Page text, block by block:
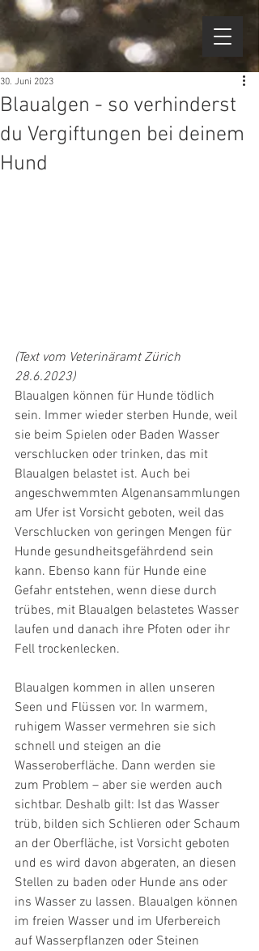
Blaualgen - so verhinderst
du Vergiftungen bei deinem
Hund
30. Juni 2023
(Text vom Veterinäramt Zürich
28.6.2023)
Blaualgen können für Hunde tödlich
sein. Immer wieder sterben Hunde, weil
sie beim Spielen oder Baden Wasser
verschlucken oder trinken, das mit
Blaualgen belastet ist. Auch bei
angeschwemmten Algenansammlungen
am Ufer ist Vorsicht geboten, weil das
Verschlucken von geringen Mengen für
Hunde gesundheitsgefährdend sein
kann. Ebenso kann für Hunde eine
Gefahr entstehen, wenn diese durch
trübes, mit Blaualgen belastetes Wasser
laufen und danach ihre Pfoten oder ihr
Fell trockenlecken.
Blaualgen kommen in allen unseren
Seen und Flüssen vor. In warmem,
ruhigem Wasser vermehren sie sich
schnell und steigen an die
Wasseroberfläche. Dann werden sie
zum Problem – aber sie werden auch
sichtbar. Deshalb gilt: Ist das Wasser
trüb, bilden sich Schlieren oder Schaum
an der Oberfläche, ist Vorsicht geboten
und es wird davon abgeraten, an diesen
Stellen zu baden oder Hunde ans oder
ins Wasser zu lassen. Blaualgen können
im freien Wasser und im Uferbereich
auf Wasserpflanzen oder Steinen